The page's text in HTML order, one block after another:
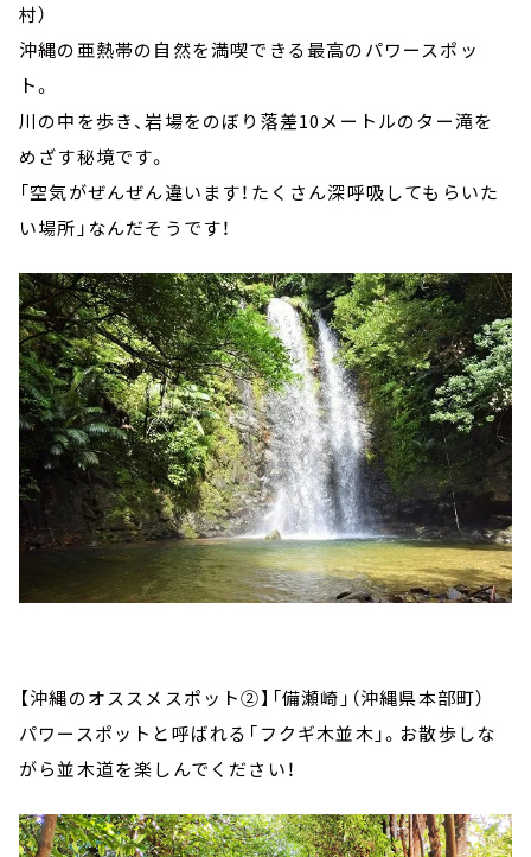
村）
沖縄の亜熱帯の自然を満喫できる最高のパワースポッ
ト。
川の中を歩き、岩場をのぼり落差10メートルのター滝を
めざす秘境です。
「空気がぜんぜん違います！たくさん深呼吸してもらいた
い場所」なんだそうです！
【沖縄のオススメスポット②】「備瀬崎」（沖縄県本部町）
パワースポットと呼ばれる「フクギ木並木」。お散歩しな
がら並木道を楽しんでください！